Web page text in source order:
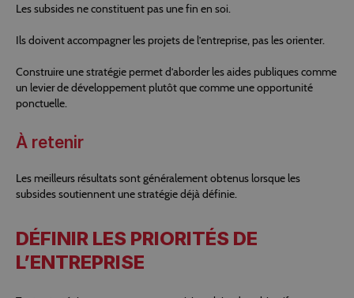
Les subsides ne constituent pas une fin en soi.
Ils doivent accompagner les projets de l’entreprise, pas les orienter.
Construire une stratégie permet d’aborder les aides publiques comme
un levier de développement plutôt que comme une opportunité
ponctuelle.
À retenir
Les meilleurs résultats sont généralement obtenus lorsque les
subsides soutiennent une stratégie déjà définie.
DÉFINIR LES PRIORITÉS DE
L’ENTREPRISE